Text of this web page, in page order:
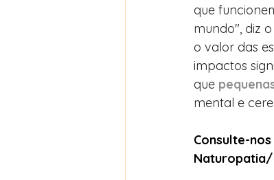
que
mundo", diz
o valor das
impactos
que
mental e
Consulte-
Naturopatia/